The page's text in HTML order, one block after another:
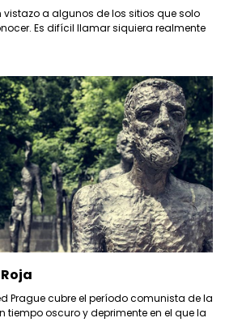
vistazo a algunos de los sitios que solo
Es difícil llamar siquiera realmente
Prague cubre el período comunista de la
tiempo oscuro y deprimente en el que la